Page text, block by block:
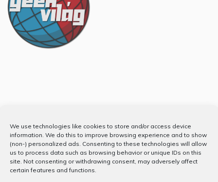
We use technologies like cookies to store and/or access device
information. We do this to improve browsing experience and to show
(non-) personalized ads. Consenting to these technologies will allow
us to process data such as browsing behavior or unique IDs on this
site. Not consenting or withdrawing consent, may adversely affect
certain features and functions.
Partnerünk